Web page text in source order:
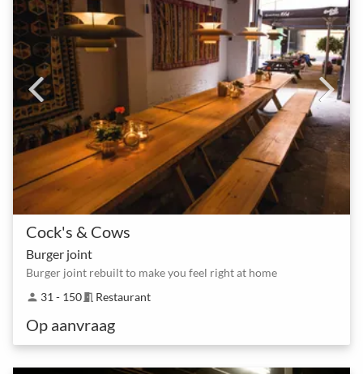
Cock's & Cows
Burger joint
Burger joint rebuilt to make you feel right at home
person 31 - 150meeting_room Restaurant
Op aanvraag